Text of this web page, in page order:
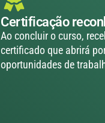
Certificação
Ao concluir o curso,
certificado que abrirá
oportunidades de